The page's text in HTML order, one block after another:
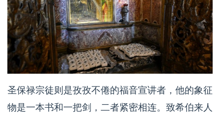
圣保禄宗徒则是孜孜不倦的福音宣讲者，他的象征
物是一本书和一把剑，二者紧密相连。致希伯来人